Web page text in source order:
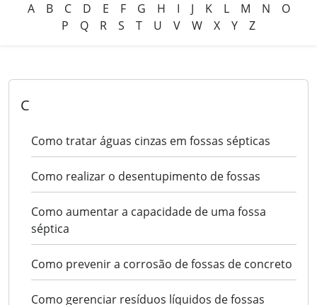
A B C D E F G H I J K L M N
O
P
Q R S T U V W X Y Z
C
Como tratar águas cinzas em fossas sépticas
Como realizar o desentupimento de fossas
Como aumentar a capacidade de uma fossa
séptica
Como prevenir a corrosão de fossas de concreto
Como gerenciar resíduos líquidos de fossas